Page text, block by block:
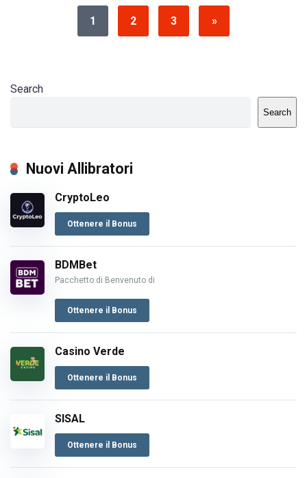
1 2 3 »
Search
Search
Nuovi Allibratori
CryptoLeo
Ottenere il Bonus
BDMBet
Pacchetto di Benvenuto di
Ottenere il Bonus
Casino Verde
Ottenere il Bonus
SISAL
Ottenere il Bonus